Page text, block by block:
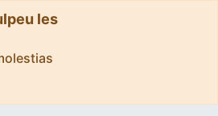
les